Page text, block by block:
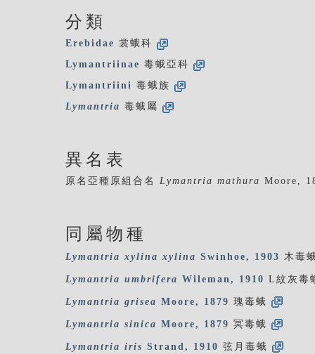
分類
Erebidae 裳蛾科
Lymantriinae 毒蛾亞科
Lymantriini 毒蛾族
Lymantria 毒蛾屬
異名表
原名亞種原組合名 Lymantria mathura Moore,
同屬物種
Lymantria xylina xylina Swinhoe, 1903 木毒
Lymantria umbrifera Wileman, 1910 L紋灰毒
Lymantria grisea Moore, 1879 瑰毒蛾
Lymantria sinica Moore, 1879 冥毒蛾
Lymantria iris Strand, 1910 弦月毒蛾